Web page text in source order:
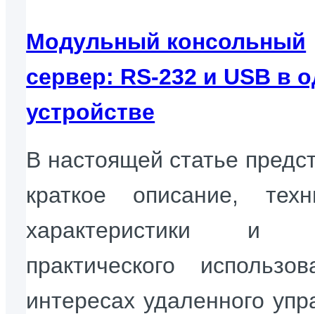
Модульный консольный
сервер: RS-232 и USB в
устройстве
В настоящей статье
краткое описание,
характеристики и
практического
интересах удаленного